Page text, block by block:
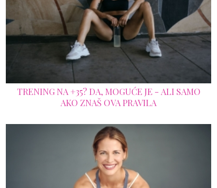
TRENING NA +35? DA, MOGUĆE JE - ALI SAMO
AKO ZNAŠ OVA PRAVILA